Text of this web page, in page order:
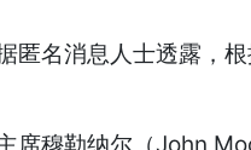
匿名消息人士透露，